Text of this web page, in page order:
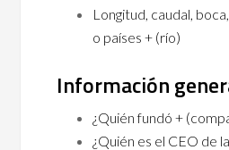
Longitud, caudal,
o países + (río)
Información
¿Quién fundó +
¿Quién es el CEO de